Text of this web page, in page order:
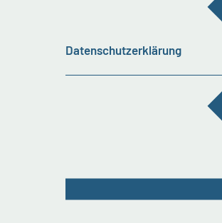
Datenschutzerklärung